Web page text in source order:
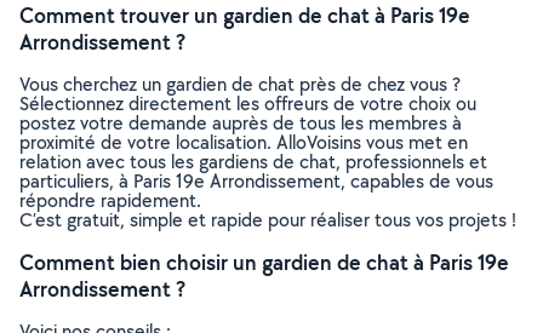
Comment trouver un gardien de chat à Paris 19e
Arrondissement ?
Vous cherchez un gardien de chat près de chez vous ?
Sélectionnez directement les offreurs de votre choix ou
postez votre demande auprès de tous les membres à
proximité de votre localisation. AlloVoisins vous met en
relation avec tous les gardiens de chat, professionnels et
particuliers, à Paris 19e Arrondissement, capables de vous
répondre rapidement.
C’est gratuit, simple et rapide pour réaliser tous vos projets !
Comment bien choisir un gardien de chat à Paris 19e
Arrondissement ?